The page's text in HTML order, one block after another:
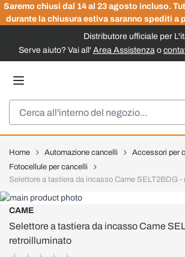
Saremo chiusi dal 14 al 23 agosto incluso.
durante la chiusura estiva saranno spediti a
Distributore ufficiale per
Serve aiuto? Vai all' Area Assistenzao
Home Automazione cancelli
Accessori per
Fotocellule per cancelli
Selettore a tastiera da incasso Came SELT2BDG -
CAME
Selettore a tastiera da incasso Came
retroilluminato